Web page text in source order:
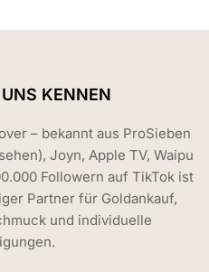
KENNEN
– bekannt aus ProSieben
Joyn, Apple TV, Waipu
Followern auf TikTok ist
Partner für Goldankauf,
und individuelle